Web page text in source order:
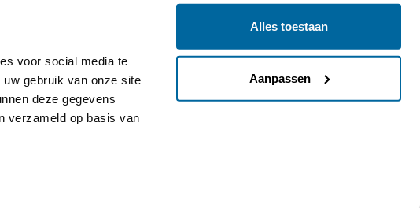
voor social media te
gebruik van onze site
deze gegevens
verzameld op basis van
Alles toestaan
Aanpassen
Colofon